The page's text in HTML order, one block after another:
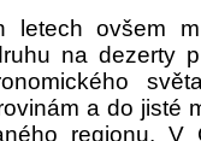
letech ovšem
na dezerty
a do jisté
regionu.